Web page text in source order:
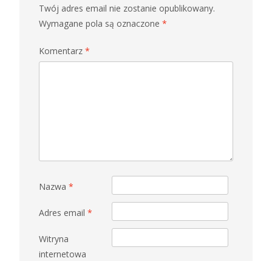
Twój adres email nie zostanie opublikowany.
Wymagane pola są oznaczone *
Komentarz *
Nazwa *
Adres email *
Witryna
internetowa